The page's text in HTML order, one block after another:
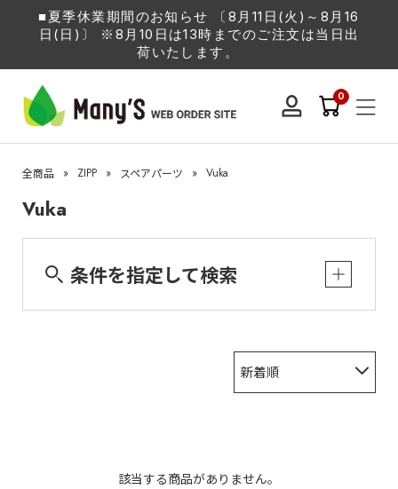
■夏季休業期間のお知らせ 〔8月11日(火)～8月16
日(日)〕 ※8月10日は13時までのご注文は当日出
荷いたします。
0
全商品 » ZIPP » スペアパーツ » Vuka
Vuka
条件を指定して検索
新着順
該当する商品がありません。